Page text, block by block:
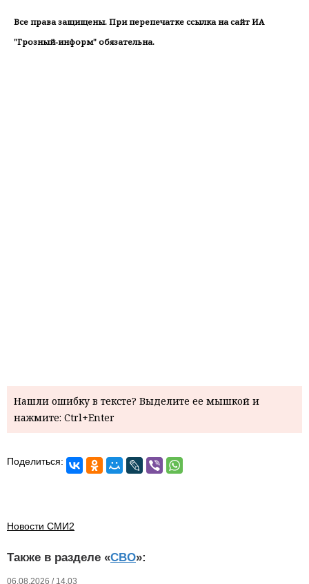
Все права защищены. При перепечатке ссылка на сайт ИА
"Грозный-информ" обязательна.
Нашли ошибку в тексте? Выделите ее мышкой и
нажмите: Ctrl+Enter
Поделиться:
Новости СМИ2
Также в разделе «СВО»:
06.08.2026 / 14.03